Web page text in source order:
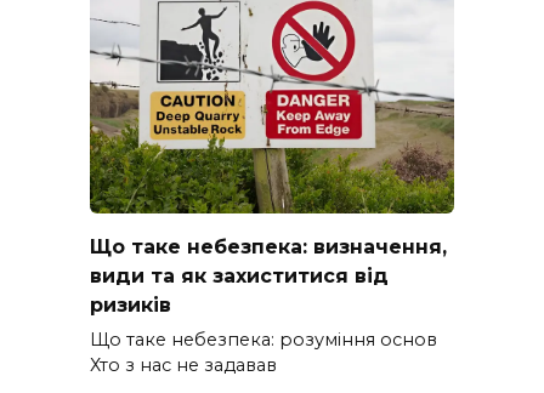
Що таке небезпека: визначення,
види та як захиститися від
ризиків
Що таке небезпека: розуміння основ
Хто з нас не задавав